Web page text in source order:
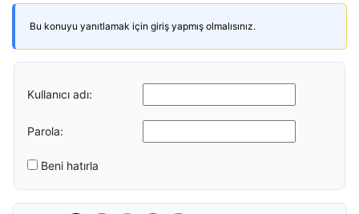
Bu konuyu yanıtlamak için giriş yapmış olmalısınız.
Kullanıcı adı:
Parola:
Beni hatırla